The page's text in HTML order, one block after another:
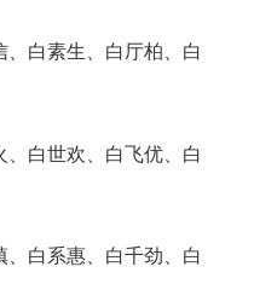
白素生、白厅柏、白
白世欢、白飞优、白
、白系惠、白千劲、白